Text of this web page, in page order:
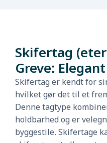
Skifertag
Greve:
Skifertag er kendt for
hvilket gør det til et
Denne tagtype
holdbarhed og er
byggestile. Skifertage